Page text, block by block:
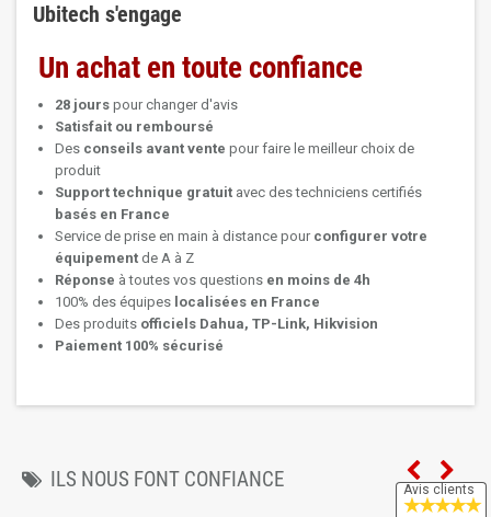
Ubitech s'engage
Un achat en toute confiance
28 jours pour changer d'avis
Satisfait ou remboursé
Des conseils avant vente pour faire le meilleur choix de
produit
Support technique gratuit avec des techniciens certifiés
basés en France
Service de prise en main à distance pour configurer votre
équipement de A à Z
Réponse à toutes vos questions en moins de 4h
100% des équipes localisées en France
Des produits officiels Dahua, TP-Link, Hikvision
Paiement 100% sécurisé
ILS NOUS FONT CONFIANCE Avis clients
★★★★★